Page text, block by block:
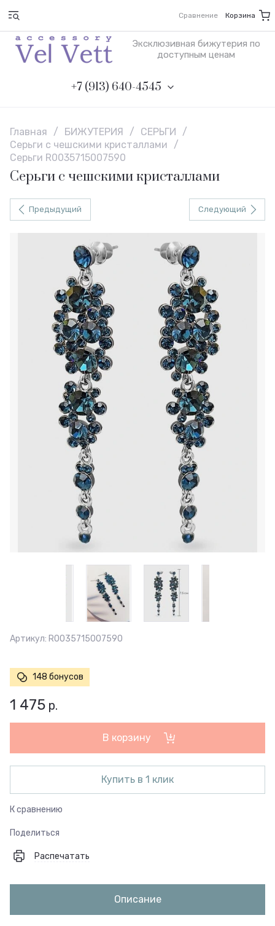
Сравнение Корзина
Эксклюзивная бижутерия по
доступным ценам
+7 (913) 640-4545
Главная / БИЖУТЕРИЯ / СЕРЬГИ
/
Серьги с чешскими кристаллами
/
Серьги R0035715007590
Серьги с чешскими кристаллами
Предыдущий Следующий
Артикул: R0035715007590
148 бонусов
1 475 р.
В корзину
Купить в 1 клик
К сравнению
Поделиться
Распечатать
Описание